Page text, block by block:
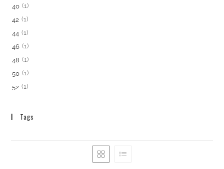
40 (1)
42 (1)
44 (1)
46 (1)
48 (1)
50 (1)
52 (1)
Tags